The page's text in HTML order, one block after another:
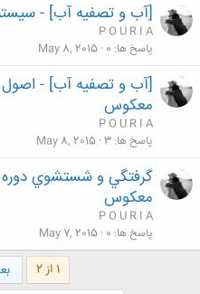
[آب و تصفیه آب] -
P O U R I A
پاسخ ها 0
May 8, 2015
[آب و تصفیه آب] -
معکوس
P O U R I A
پاسخ ها 3
May 8, 2015
گرفتگي و شستشوي
معکوس
P O U R I A
پاسخ ها 0
May 7, 2015
1 از 2